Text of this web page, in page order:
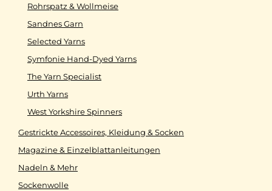
Rohrspatz & Wollmeise
Sandnes Garn
Selected Yarns
Symfonie Hand-Dyed Yarns
The Yarn Specialist
Urth Yarns
West Yorkshire Spinners
Gestrickte Accessoires, Kleidung & Socken
Magazine & Einzelblattanleitungen
Nadeln & Mehr
Sockenwolle